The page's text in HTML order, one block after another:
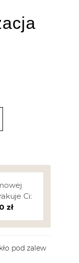
Ci:
zł
pod zalew